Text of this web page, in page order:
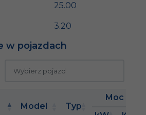
25.00
3.20
w pojazdach
Model Typ
Moc